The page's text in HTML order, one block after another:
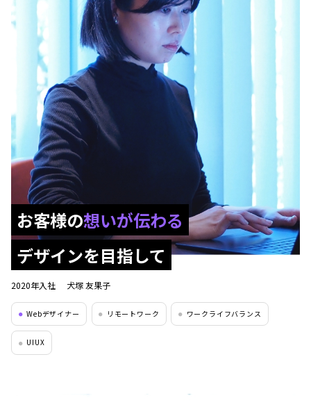
お客様の想いが伝わる
デザインを目指して
2020年入社 犬塚 友果子
● Webデザイナー ● リモートワーク ● ワークライフバランス
● UIUX